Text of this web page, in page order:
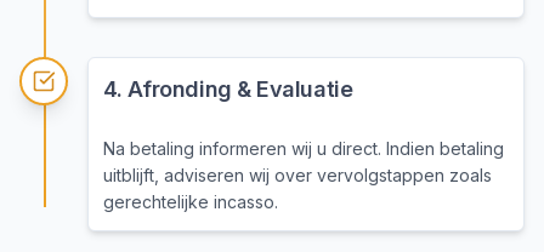
4. Afronding & Evaluatie
Na betaling informeren wij u direct. Indien betaling
uitblijft, adviseren wij over vervolgstappen zoals
gerechtelijke incasso.